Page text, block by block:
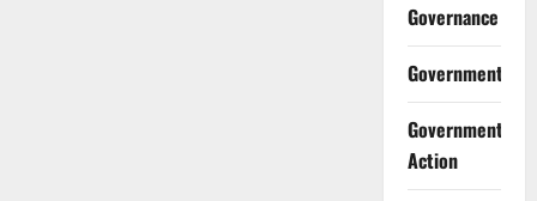
Governance
Government
Government
Action